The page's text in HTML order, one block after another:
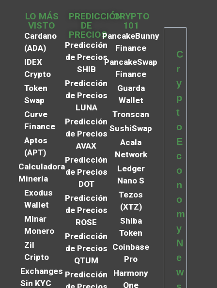
LO MÁS
VISTO
Cardano
(ADA)
IDEX
Crypto
Token
Swap
Curve
Finance
Aptos
(APT)
Calculadora
Minería
Exodus
Wallet
Minar
Monero
Zil
Cripto
Exchanges
Sin KYC
PREDICCIÓN
DE
PRECIOS
Predicción
de Precios
SHIB
Predicción
de Precios
LUNA
Predicción
de Precios
AVAX
Predicción
de Precios
DOT
Predicción
de Precios
ROSE
Predicción
de Precios
QTUM
Predicción
CRYPTO
101
PancakeBunny
Finance
PancakeSwap
Finance
Guarda
Wallet
Tronscan
SushiSwap
Acala
Network
Ledger
Nano S
Tezos
(XTZ)
Shiba
Token
Coinbase
Pro
Harmony
One
C
r
y
p
t
o
E
c
o
n
o
m
y
N
e
w